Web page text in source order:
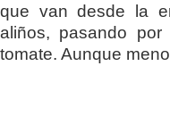
que van desde la
aliños, pasando
tomate. Aunque